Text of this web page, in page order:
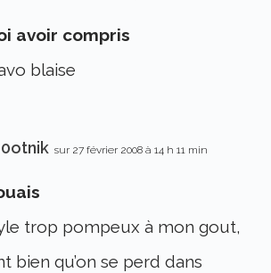
avoir compris
blaise
sur 27 février 2008 à 14 h 11 min
trop pompeux à mon gout,
bien qu’on se perd dans